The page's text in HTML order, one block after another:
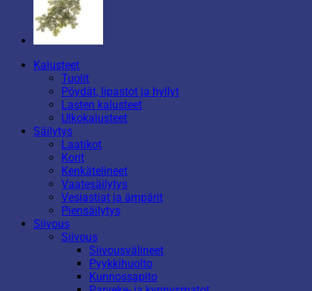
Kalusteet
Tuolit
Pöydät, lipastot ja hyllyt
Lasten kalusteet
Ulkokalusteet
Säilytys
Laatikot
Korit
Kenkätelineet
Vaatesäilytys
Vesiastiat ja ämpärit
Piensäilytys
Siivous
Siivous
Siivousvälineet
Pyykkihuolto
Kunnossapito